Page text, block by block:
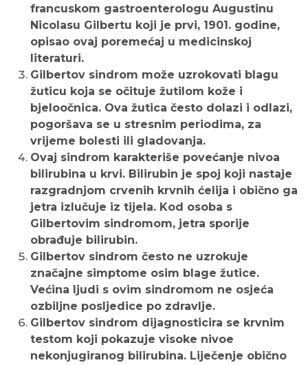
francuskom gastroenterologu Augustinu
Nicolasu Gilbertu koji je prvi, 1901. godine,
opisao ovaj poremećaj u medicinskoj
literaturi.
Gilbertov sindrom može uzrokovati blagu
žuticu koja se očituje žutilom kože i
bjeloočnica. Ova žutica često dolazi i odlazi,
pogoršava se u stresnim periodima, za
vrijeme bolesti ili gladovanja.
Ovaj sindrom karakteriše povećanje nivoa
bilirubina u krvi. Bilirubin je spoj koji nastaje
razgradnjom crvenih krvnih ćelija i obično ga
jetra izlučuje iz tijela. Kod osoba s
Gilbertovim sindromom, jetra sporije
obrađuje bilirubin.
Gilbertov sindrom često ne uzrokuje
značajne simptome osim blage žutice.
Većina ljudi s ovim sindromom ne osjeća
ozbiljne posljedice po zdravlje.
Gilbertov sindrom dijagnosticira se krvnim
testom koji pokazuje visoke nivoe
nekonjugiranog bilirubina. Liječenje obično